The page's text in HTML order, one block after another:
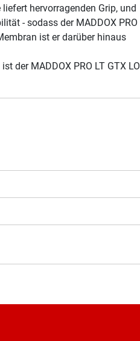
hervorragenden Grip, und
- sodass der MADDOX PRO
ist er darüber hinaus
der MADDOX PRO LT GTX LO